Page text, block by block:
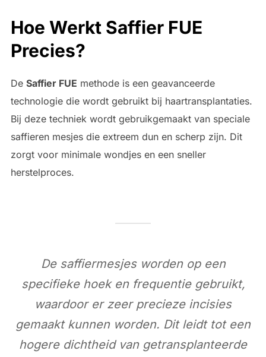
Hoe Werkt Saffier FUE
Precies?
De Saffier FUE methode is een geavanceerde
technologie die wordt gebruikt bij haartransplantaties.
Bij deze techniek wordt gebruikgemaakt van speciale
saffieren mesjes die extreem dun en scherp zijn. Dit
zorgt voor minimale wondjes en een sneller
herstelproces.
De saffiermesjes worden op een
specifieke hoek en frequentie gebruikt,
waardoor er zeer precieze incisies
gemaakt kunnen worden. Dit leidt tot een
hogere dichtheid van getransplanteerde